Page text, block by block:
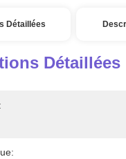
Détaillées
Détaillées